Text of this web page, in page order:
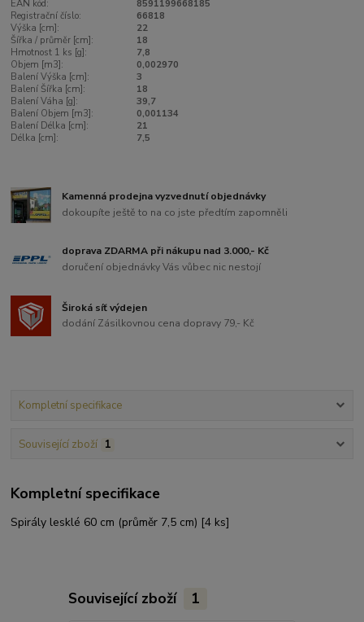
EAN kód:
8591199668185
Registrační číslo:
66818
Výška [cm]:
22
Šířka / průměr [cm]:
18
Hmotnost 1 ks [g]:
7,8
Objem [m3]:
0,002970
Balení Výška [cm]:
3
Balení Šířka [cm]:
18
Balení Váha [g]:
39,7
Balení Objem [m3]:
0,001134
Balení Délka [cm]:
21
Délka [cm]:
7,5
Kamenná prodejna vyzvednutí objednávky
dokoupíte ještě to na co jste předtím zapomněli
doprava ZDARMA při nákupu nad 3.000,- Kč
doručení objednávky Vás vůbec nic nestojí
Široká síť výdejen
dodání Zásilkovnou cena dopravy 79,- Kč
Kompletní specifikace
Související zboží 1
Kompletní specifikace
Spirály lesklé 60 cm (průměr 7,5 cm) [4 ks]
Související zboží 1